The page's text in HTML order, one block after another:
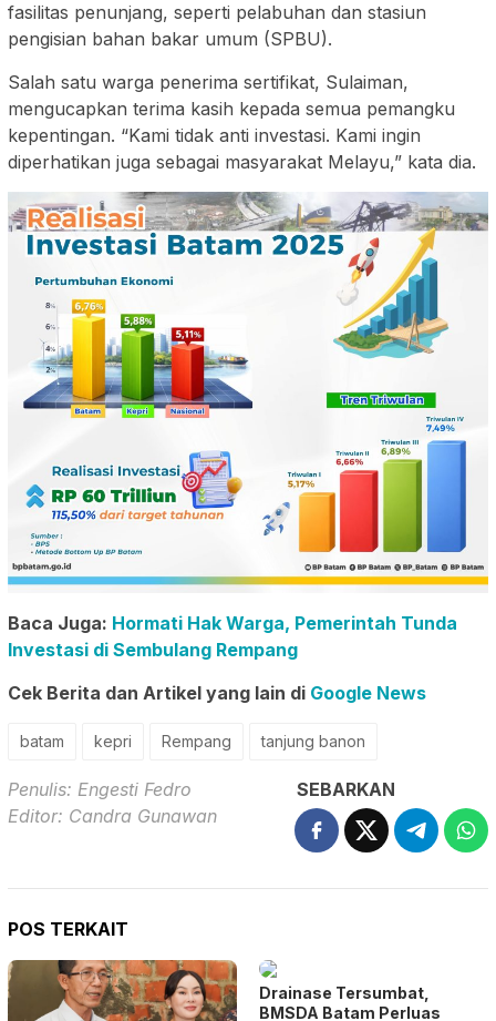
fasilitas penunjang, seperti pelabuhan dan stasiun
pengisian bahan bakar umum (SPBU).
Salah satu warga penerima sertifikat, Sulaiman,
mengucapkan terima kasih kepada semua pemangku
kepentingan. “Kami tidak anti investasi. Kami ingin
diperhatikan juga sebagai masyarakat Melayu,” kata dia.
Baca Juga: Hormati Hak Warga, Pemerintah Tunda
Investasi di Sembulang Rempang
Cek Berita dan Artikel yang lain di Google News
batam kepri Rempang tanjung banon
Penulis: Engesti Fedro
Editor: Candra Gunawan
SEBARKAN
POS TERKAIT
Drainase Tersumbat,
BMSDA Batam Perluas